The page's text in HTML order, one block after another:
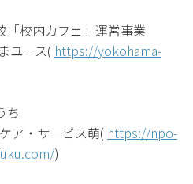
「校内カフェ」運営事業
ユース( https://yokohama-
ち
ア・サービス萌( https://npo-
)